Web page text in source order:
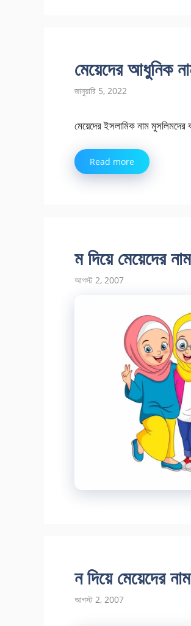
মেয়েদের আধুনিক
জানুয়ারি 5, 2022
মেয়েদের ইসলামিক নাম
Read more
ম দিয়ে মেয়েদের
আগস্ট 2, 2007
ন দিয়ে মেয়েদের
আগস্ট 2, 2007